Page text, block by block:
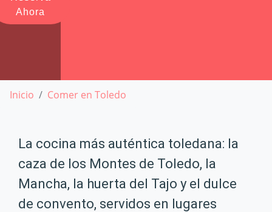
Ahora
Inicio Comer en Toledo
La cocina más auténtica toledana: la
caza de los Montes de Toledo, la
Mancha, la huerta del Tajo y el dulce
de convento, servidos en lugares